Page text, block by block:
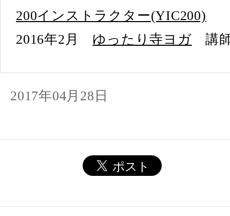
200インストラクター(YIC200)
2016年2月 ゆったり寺ヨガ 講
2017年04月28日